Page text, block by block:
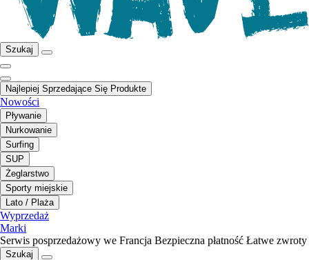
Szukaj
Najlepiej Sprzedające Się Produkte
Nowości
Pływanie
Nurkowanie
Surfing
SUP
Żeglarstwo
Sporty miejskie
Lato / Plaża
Wyprzedaż
Marki
Serwis posprzedażowy we Francja Bezpieczna płatność Łatwe zwroty
Szukaj